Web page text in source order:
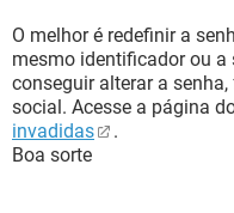
O melhor é redefinir a
mesmo identificador ou
conseguir alterar a
social. Acesse a página
invadidas
.
Boa sorte